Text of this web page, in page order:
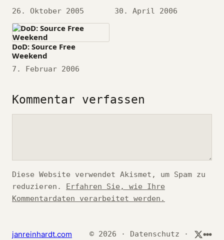
Datum
26. Oktober 2005 Datum
30. April 2006
DoD: Source Free
Weekend
Datum
7. Februar 2006
Kommentar verfassen
*
Diese Website verwendet Akismet, um Spam zu
reduzieren. Erfahren Sie, wie Ihre
Kommentardaten verarbeitet werden.
janreinhardt.com © 2026 · Datenschutz ·